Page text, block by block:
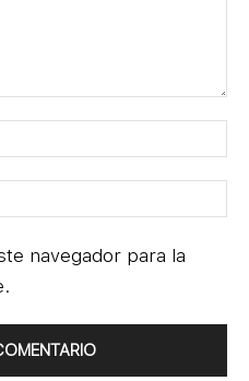
navegador para la